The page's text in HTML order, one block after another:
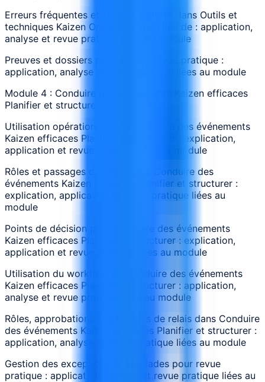
Erreurs fréquentes et signaux d’alerte dans Outils et
techniques Kaizen Organisation du lieu de : application,
analyse et revue pratique liées au module
Preuves et dossiers produits par revue pratique :
application, analyse et revue pratique liées au module
Module 4 : Conduire des événements Kaizen efficaces
Planifier et structurer
Utilisation opérationnelle de Conduire des événements
Kaizen efficaces Planifier et structurer : explication,
application et revue pratique liées au module
Rôles et passages de relais dans Conduire des
événements Kaizen efficaces Planifier et structurer :
explication, application et revue pratique liées au
module
Points de décision pour Conduire des événements
Kaizen efficaces Planifier et structurer : explication,
application et revue pratique liées au module
Utilisation du workflow de Conduire des événements
Kaizen efficaces Planifier et structurer : application,
analyse et revue pratique liées au module
Rôles, approbations et passages de relais dans Conduire
des événements Kaizen efficaces Planifier et structurer :
application, analyse et revue pratique liées au module
Gestion des exceptions et escalades pour revue
pratique : application, analyse et revue pratique liées au